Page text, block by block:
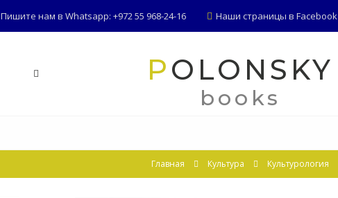
Пишите нам в Whatsapp: +972 55 968-24-16 Наши страницы в Facebook
POLONSKY
books
Главная Культура Культурология